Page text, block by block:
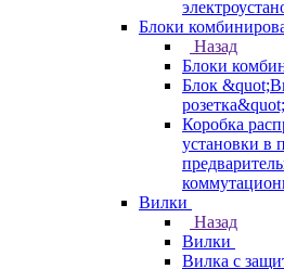
Блоки
Назад
Блоки
Блок
розетка&quot;
Коробка
установки в
Вилки
Назад
Вилки
Вилка с